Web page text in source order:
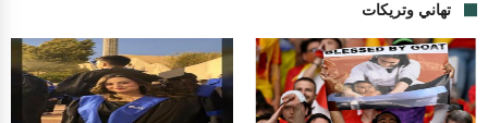
تهاني وتريكات